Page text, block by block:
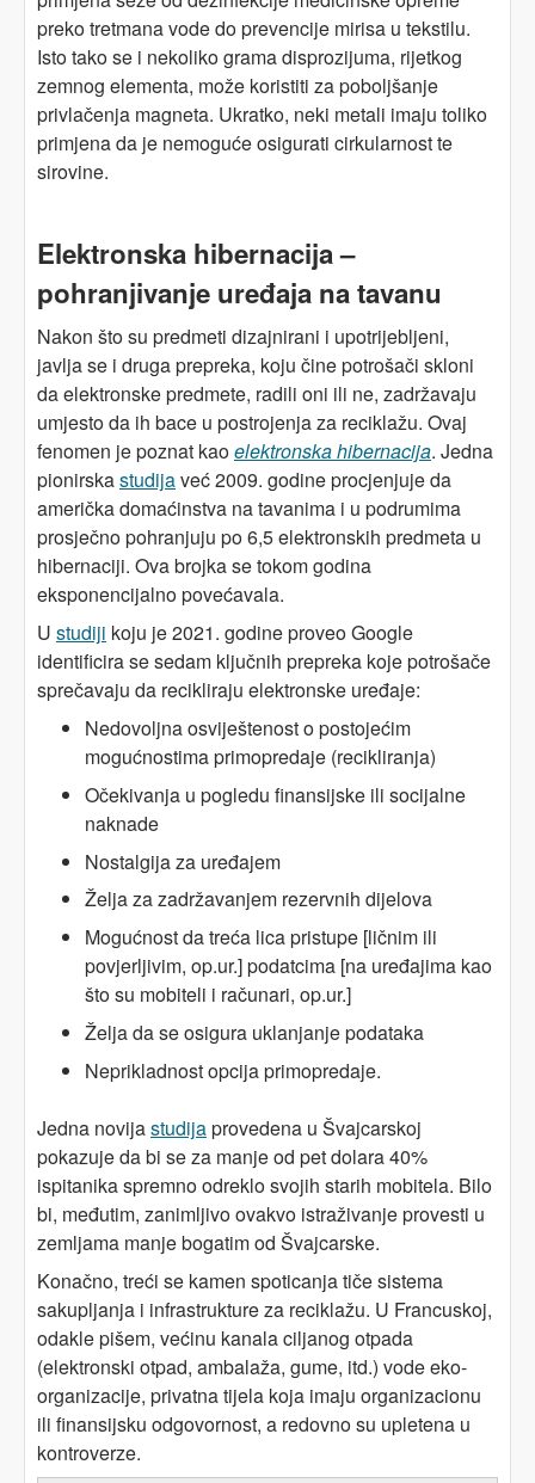
preko tretmana vode do prevencije mirisa u tekstilu.
Isto tako se i nekoliko grama disprozijuma, rijetkog
zemnog elementa, može koristiti za poboljšanje
privlačenja magneta. Ukratko, neki metali imaju toliko
primjena da je nemoguće osigurati cirkularnost te
sirovine.
Elektronska hibernacija –
pohranjivanje uređaja na tavanu
Nakon što su predmeti dizajnirani i upotrijebljeni,
javlja se i druga prepreka, koju čine potrošači skloni
da elektronske predmete, radili oni ili ne, zadržavaju
umjesto da ih bace u postrojenja za reciklažu. Ovaj
fenomen je poznat kaoelektronska hibernacija. Jedna
pionirskastudijaveć 2009. godine procjenjuje da
američka domaćinstva na tavanima i u podrumima
prosječno pohranjuju po 6,5 elektronskih predmeta u
hibernaciji. Ova brojka se tokom godina
eksponencijalno povećavala.
U studiji koju je 2021. godine proveo Google
identificira se sedam ključnih prepreka koje potrošače
sprečavaju da recikliraju elektronske uređaje:
Nedovoljna osviještenost o postojećim
mogućnostima primopredaje (recikliranja)
Očekivanja u pogledu finansijske ili socijalne
naknade
Nostalgija za uređajem
Želja za zadržavanjem rezervnih dijelova
Mogućnost da treća lica pristupe [ličnim ili
povjerljivim, op.ur.] podatcima [na uređajima kao
što su mobiteli i računari, op.ur.]
Želja da se osigura uklanjanje podataka
Neprikladnost opcija primopredaje.
Jedna novijastudijaprovedena u Švajcarskoj
pokazuje da bi se za manje od pet dolara 40%
ispitanika spremno odreklo svojih starih mobitela. Bilo
bi, međutim, zanimljivo ovakvo istraživanje provesti u
zemljama manje bogatim od Švajcarske.
Konačno, treći se kamen spoticanja tiče sistema
sakupljanja i infrastrukture za reciklažu. U Francuskoj,
odakle pišem, većinu kanala ciljanog otpada
(elektronski otpad, ambalaža, gume, itd.) vode eko-
organizacije, privatna tijela koja imaju organizacionu
ili finansijsku odgovornost, a redovno su upletena u
kontroverze.